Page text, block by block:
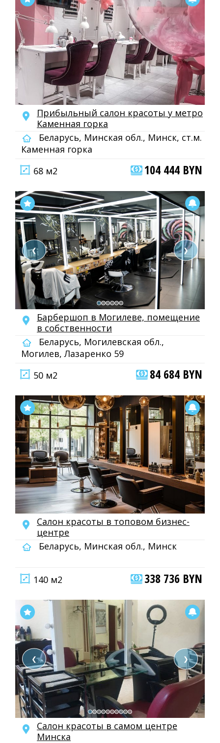
Прибыльный салон красоты у метро
Каменная горка
Беларусь, Минская обл., Минск, ст.м.
Каменная горка
68 м2
104 444 BYN
❮ ❯
Барбершоп в Могилеве, помещение
в собственности
Беларусь, Могилевская обл.,
Могилев, Лазаренко 59
50 м2
84 684 BYN
Салон красоты в топовом бизнес-
центре
Беларусь, Минская обл., Минск
140 м2 338 736 BYN
❮ ❯
Салон красоты в самом центре
Минска